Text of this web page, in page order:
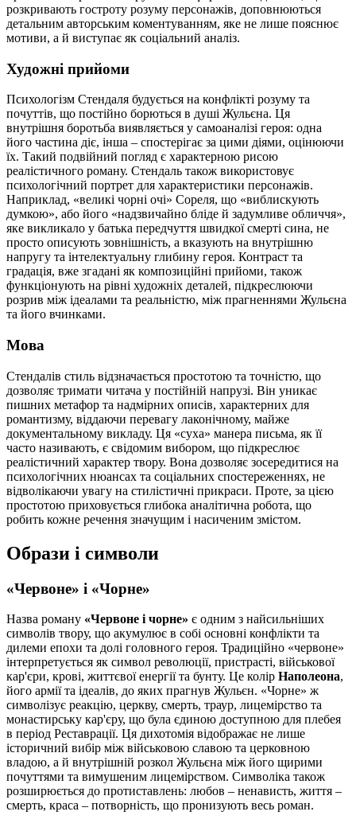
розкривають гостроту розуму персонажів, доповнюються
детальним авторським коментуванням, яке не лише пояснює
мотиви, а й виступає як соціальний аналіз.
Художні прийоми
Психологізм Стендаля будується на конфлікті розуму та
почуттів, що постійно борються в душі Жульєна. Ця
внутрішня боротьба виявляється у самоаналізі героя: одна
його частина діє, інша – спостерігає за цими діями, оцінюючи
їх. Такий подвійний погляд є характерною рисою
реалістичного роману. Стендаль також використовує
психологічний портрет для характеристики персонажів.
Наприклад, «великі чорні очі» Сореля, що «виблискують
думкою», або його «надзвичайно бліде й задумливе обличчя»,
яке викликало у батька передчуття швидкої смерті сина, не
просто описують зовнішність, а вказують на внутрішню
напругу та інтелектуальну глибину героя. Контраст та
градація, вже згадані як композиційні прийоми, також
функціонують на рівні художніх деталей, підкреслюючи
розрив між ідеалами та реальністю, між прагненнями Жульєна
та його вчинками.
Мова
Стендалів стиль відзначається простотою та точністю, що
дозволяє тримати читача у постійній напрузі. Він уникає
пишних метафор та надмірних описів, характерних для
романтизму, віддаючи перевагу лаконічному, майже
документальному викладу. Ця «суха» манера письма, як її
часто називають, є свідомим вибором, що підкреслює
реалістичний характер твору. Вона дозволяє зосередитися на
психологічних нюансах та соціальних спостереженнях, не
відволікаючи увагу на стилістичні прикраси. Проте, за цією
простотою приховується глибока аналітична робота, що
робить кожне речення значущим і насиченим змістом.
Образи і символи
«Червоне» і «Чорне»
Назва роману «Червоне і чорне» є одним з найсильніших
символів твору, що акумулює в собі основні конфлікти та
дилеми епохи та долі головного героя. Традиційно «червоне»
інтерпретується як символ революції, пристрасті, військової
кар'єри, крові, життєвої енергії та бунту. Це колір Наполеона,
його армії та ідеалів, до яких прагнув Жульєн. «Чорне» ж
символізує реакцію, церкву, смерть, траур, лицемірство та
монастирську кар'єру, що була єдиною доступною для плебея
в період Реставрації. Ця дихотомія відображає не лише
історичний вибір між військовою славою та церковною
владою, а й внутрішній розкол Жульєна між його щирими
почуттями та вимушеним лицемірством. Символіка також
розширюється до протиставлень: любов – ненависть, життя –
смерть, краса – потворність, що пронизують весь роман.